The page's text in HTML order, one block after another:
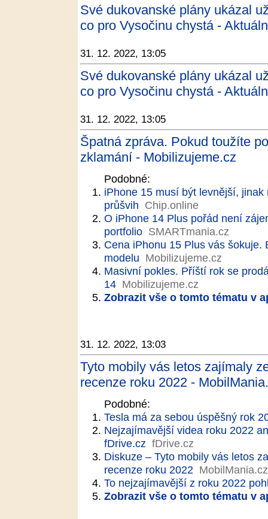
Své dukovanské plány ukázal
co pro Vysočinu chystá -
31. 12. 2022, 13:05
Své dukovanské plány ukázal
co pro Vysočinu chystá -
31. 12. 2022, 13:05
Špatná zpráva. Pokud toužíte
zklamání - Mobilizujeme.cz
Podobné:
iPhone 15 musí být levnější,
průšvih Chip.online
O iPhone 14 Plus pořád není
portfolio SMARTmania.cz
Cena iPhonu 15 Plus vás
modelu Mobilizujeme.cz
Masivní pokles. Příští rok se
14 Mobilizujeme.cz
Zobrazit vše o tomto tématu v
31. 12. 2022, 13:03
Tyto mobily vás letos zajímaly
recenze roku 2022 -
Podobné:
Tesla má za sebou úspěšný rok
Nejzajímavější videa roku 2022
fDrive.cz fDrive.cz
Diskuze – Tyto mobily vás letos
recenze roku 2022 MobilMania.cz
To nejzajímavější z roku 2022
Zobrazit vše o tomto tématu v